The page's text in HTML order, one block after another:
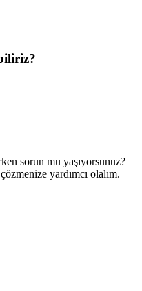
sorun mu yaşıyorsunuz?
yardımcı olalım.